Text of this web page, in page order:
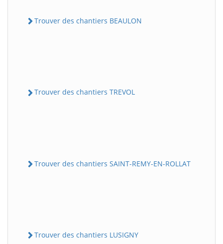
Trouver des chantiers BEAULON
Trouver des chantiers TREVOL
Trouver des chantiers SAINT-REMY-EN-ROLLAT
Trouver des chantiers LUSIGNY